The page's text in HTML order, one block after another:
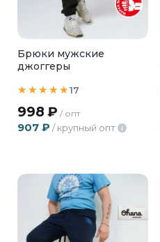
Брюки мужские
джоггеры
17
998 ₽ / опт
907 ₽ / крупный опт i